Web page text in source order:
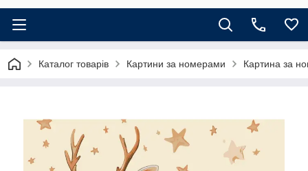
Каталог товарів Картини за номерами Картина за